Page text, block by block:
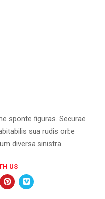
sponte figuras. Securae
sua rudis orbe
diversa sinistra.
US